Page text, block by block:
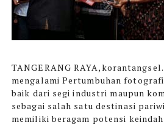
TANGERANG
mengalami Pertumbuhan
baik dari segi industri maupun
sebagai salah satu destinasi
memiliki beragam potensi